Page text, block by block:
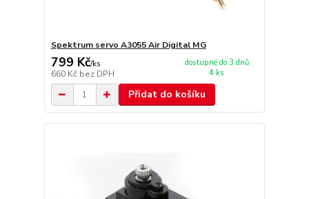
Spektrum servo A3055 Air Digital MG
799 Kč/ks
660 Kč bez DPH
dostupné do 3 dnů
4 ks
Přidat do košíku